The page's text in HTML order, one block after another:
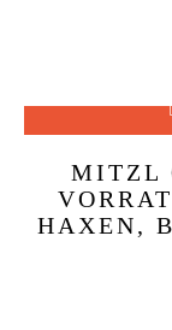
MITZL
HAXEN,